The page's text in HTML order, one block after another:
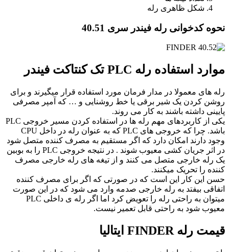
شکل ظاهری رله
نحوه کدخوانی رله فیندر سری 40.51
موارد استفاده رله PLC تک کنتاکت فیندر
رله های معمولا در مدار فرمان مورد استفاده قرار میگیرند و برای
روشن کردن یک شیر برقی یا خط روشنایی و … که آمپر مصرفی
پایینی داشته باشند به کار می روند.
یکی از کاربردهای مهم رله ها در استفاده کردن مسیر خروجی PLC
باشد. چرا که خروجی های PLC که به عنوان رله در داخل CPU
وجود دارند امکان دارد که اگر مستقیم به مصرف کننده متصل شود
در اثر جریان کشی معیوب شوند . در نتیجه خروجی PLC را به بوبین
یک رله خارجی متصل می کنند و از تیغه های رله خارجی مصرف
کننده را تحریک می­کنند.
حسن این کار این است که در صورتی که اگر برای مصرف کننده
اتفاقی بیفتد به رله خارجی صدمه وارد می شود که در این صورت
می­توان به راحتی رله را تعویض کرد اما اگر رله­ ی داخلی PLC
معیوب شود به راحتی قابل تعمیر نیست.
قیمت رله FINDER ایتالیا